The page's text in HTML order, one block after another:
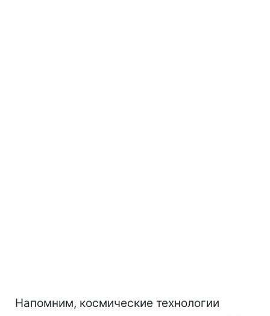
Напомним, космические технологии